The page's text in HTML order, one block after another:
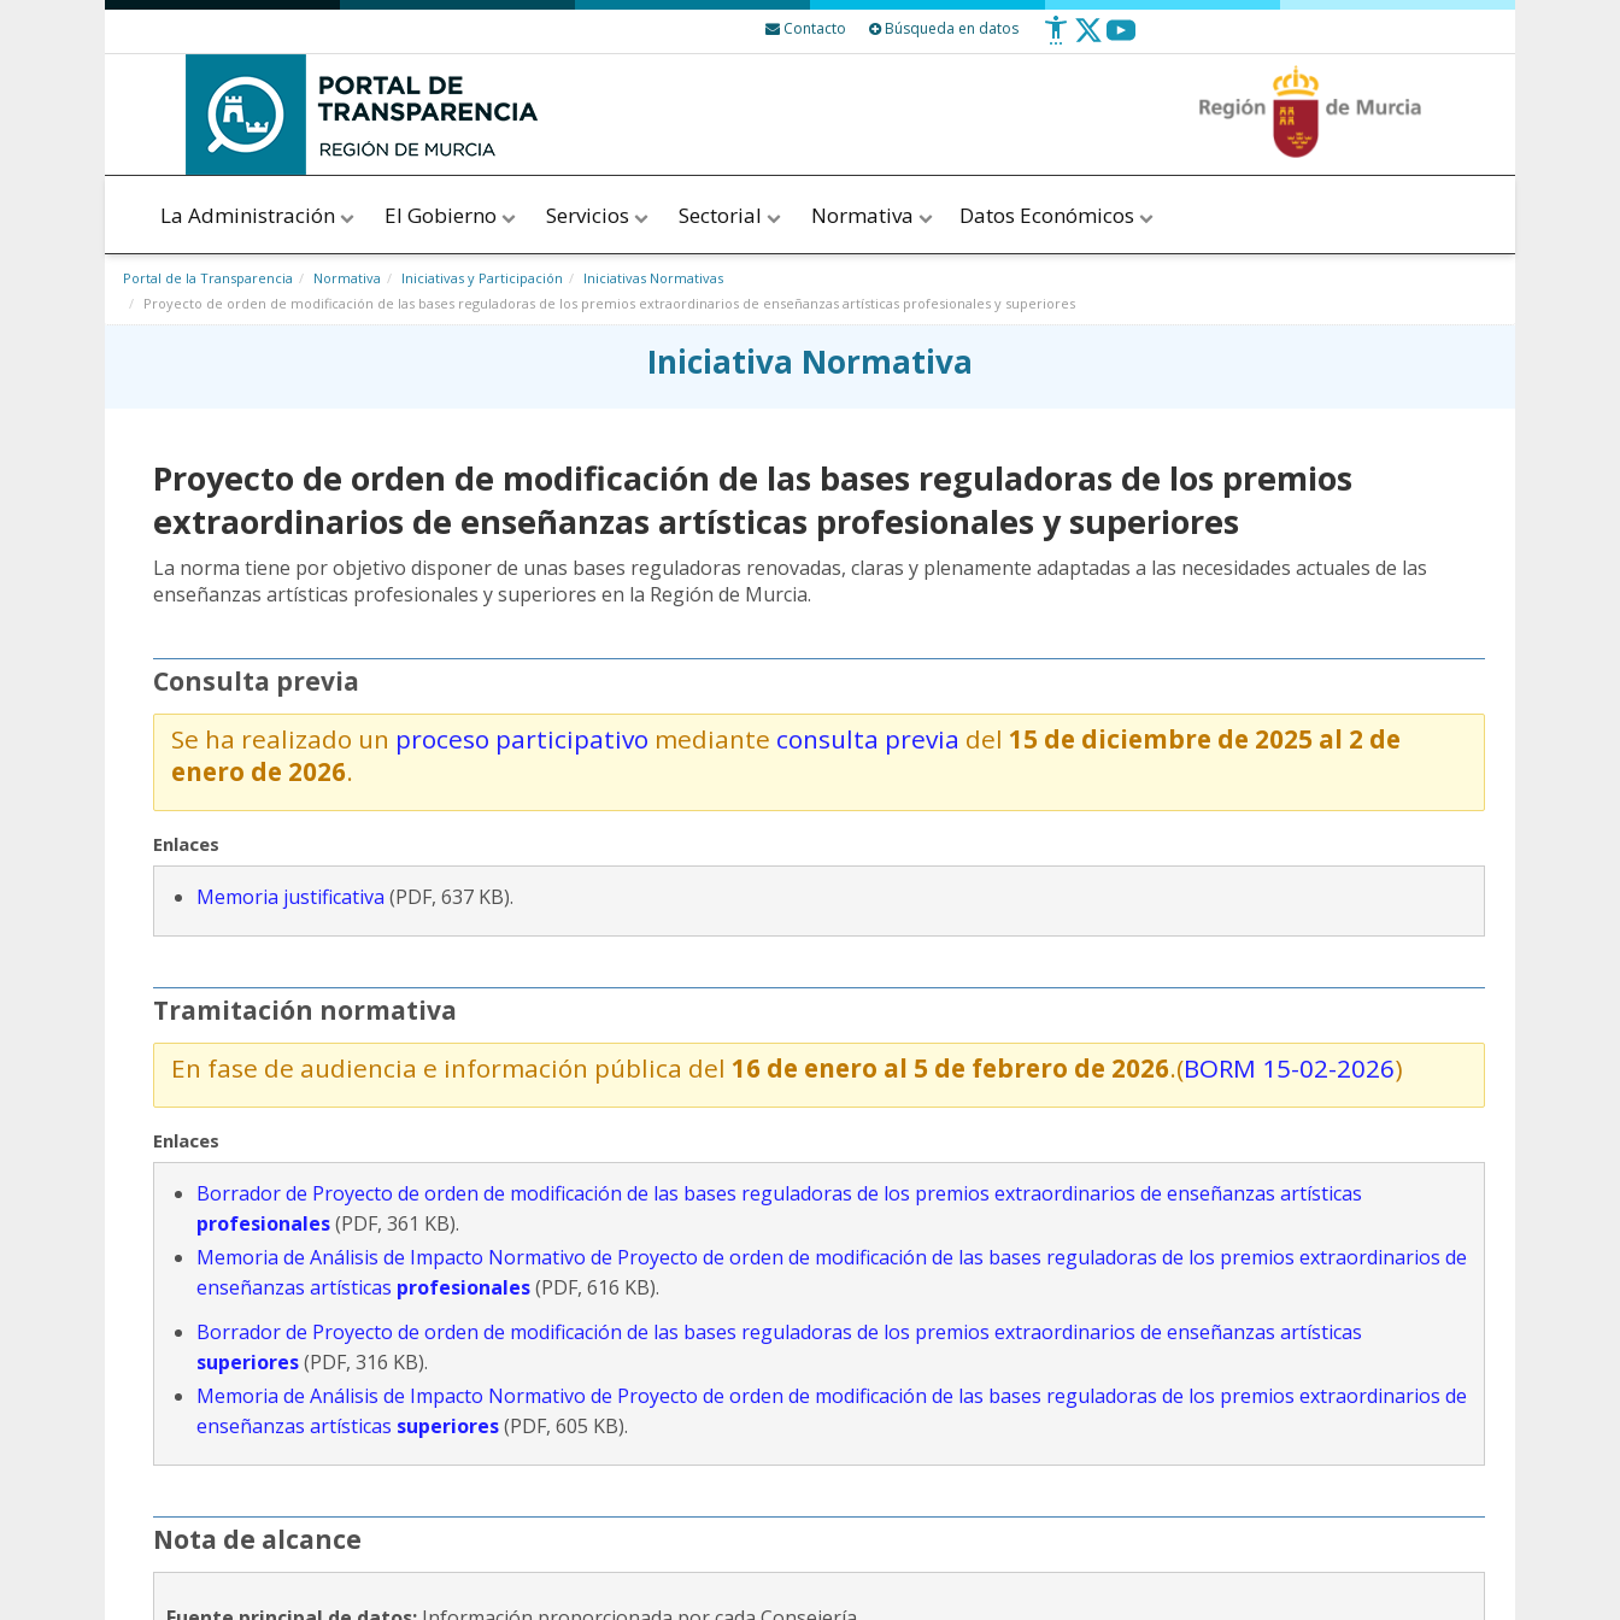
Saltar al contenido
Contacto Búsqueda en datos
La Administración El Gobierno Servicios Sectorial Normativa Datos Económicos
Portal de la Transparencia Normativa Iniciativas y Participación
Iniciativas Normativas
Proyecto de orden de modificación de las bases reguladoras de los premios extraordinarios de enseñanzas artísticas profesionales y superiores
Iniciativa Normativa
Proyecto de orden de modificación de las bases reguladoras de los premios
extraordinarios de enseñanzas artísticas profesionales y superiores
La norma tiene por objetivo disponer de unas bases reguladoras renovadas, claras y plenamente adaptadas a las necesidades actuales de las
enseñanzas artísticas profesionales y superiores en la Región de Murcia.
Consulta previa
Se ha realizado un proceso participativo mediante consulta previa del 15 de diciembre de 2025 al 2 de
enero de 2026.
Enlaces
Memoria justificativa (PDF, 637 KB).
Tramitación normativa
En fase de audiencia e información pública del 16 de enero al 5 de febrero de 2026.(BORM 15-02-2026)
Enlaces
Borrador de Proyecto de orden de modificación de las bases reguladoras de los premios extraordinarios de enseñanzas artísticas
profesionales(PDF, 361 KB).
Memoria de Análisis de Impacto Normativo de Proyecto de orden de modificación de las bases reguladoras de los premios extraordinarios de
enseñanzas artísticas profesionales(PDF, 616 KB).
Borrador de Proyecto de orden de modificación de las bases reguladoras de los premios extraordinarios de enseñanzas artísticas
superiores(PDF, 316 KB).
Memoria de Análisis de Impacto Normativo de Proyecto de orden de modificación de las bases reguladoras de los premios extraordinarios de
enseñanzas artísticas superiores(PDF, 605 KB).
Nota de alcance